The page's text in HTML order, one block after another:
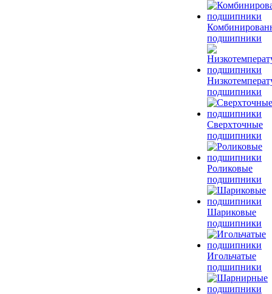
подшипники
подшипники
Сверхточные
подшипники
Роликовые
подшипники
Шариковые
подшипники
Игольчатые
подшипники